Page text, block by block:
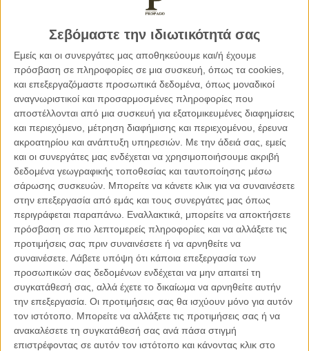
Σεβόμαστε την ιδιωτικότητά σας
Εμείς και οι συνεργάτες μας αποθηκεύουμε και/ή έχουμε
πρόσβαση σε πληροφορίες σε μια συσκευή, όπως τα cookies,
και επεξεργαζόμαστε προσωπικά δεδομένα, όπως μοναδικοί
αναγνωριστικοί και προσαρμοσμένες πληροφορίες που
αποστέλλονται από μια συσκευή για εξατομικευμένες διαφημίσεις
και περιεχόμενο, μέτρηση διαφήμισης και περιεχομένου, έρευνα
ακροατηρίου και ανάπτυξη υπηρεσιών. Με την άδειά σας, εμείς
και οι συνεργάτες μας ενδέχεται να χρησιμοποιήσουμε ακριβή
δεδομένα γεωγραφικής τοποθεσίας και ταυτοποίησης μέσω
σάρωσης συσκευών. Μπορείτε να κάνετε κλικ για να συναινέσετε
στην επεξεργασία από εμάς και τους συνεργάτες μας όπως
περιγράφεται παραπάνω. Εναλλακτικά, μπορείτε να αποκτήσετε
πρόσβαση σε πιο λεπτομερείς πληροφορίες και να αλλάξετε τις
προτιμήσεις σας πριν συναινέσετε ή να αρνηθείτε να
συναινέσετε. Λάβετε υπόψη ότι κάποια επεξεργασία των
προσωπικών σας δεδομένων ενδέχεται να μην απαιτεί τη
συγκατάθεσή σας, αλλά έχετε το δικαίωμα να αρνηθείτε αυτήν
την επεξεργασία. Οι προτιμήσεις σας θα ισχύουν μόνο για αυτόν
τον ιστότοπο. Μπορείτε να αλλάξετε τις προτιμήσεις σας ή να
ανακαλέσετε τη συγκατάθεσή σας ανά πάσα στιγμή
επιστρέφοντας σε αυτόν τον ιστότοπο και κάνοντας κλικ στο
ίσως εμείς να μην είμαστε πια κοντά του για να μας ζητήσει
και να εισπράξει αυτό το ανόητο «γιατί έτσι». Αλλά κι αν
είμαστε ακόμα εκεί και μας ρωτήσουν γιατί αφήναμε
αναπάντητα τόσα πολλά ερωτηματικά; Τι θα απαντήσουμε;
«Γιατί έτσι»;
Σας προσκαλώ να σεβαστούμε και να βάλουμε
προτεραιότητά μας τα παιδιά. Σας παρακαλώ εγώ που πάνω
από 10 χρόνια μπαίνω στις σχολικές τάξεις σε όλη την
Ελλάδα στο πρόγραμμα εξοικείωσης των μαθητριών και των
μαθητών με την αναπηρία, που υλοποιούμε με άδεια του
Υπουργείου Παιδείας. Χιλιάδες πλέον φορές, ατέλειωτες
διδακτικές ώρες, έχουμε μπει στα σχολεία σε μια
απελευθερωμένη συζήτηση για τη Διαφορετικότητα, μαζί με
τα παιδιά, χωρίς στείρους κανόνες, χωρίς όρους μαθήματος.
Γιατί ποιος είμαι εγώ να κάνω μάθημα στα παιδιά;
Το μόνο που μπορώ, είναι να τους δώσω μια απάντηση